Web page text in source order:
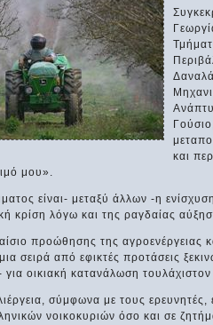
και
μου».
είναι- μεταξύ άλλων -η
κρίση λόγω και της ραγδαίας
προώθησης της αγροενέργειας
σειρά από εφικτές προτάσεις
οικιακή κατανάλωση
σύμφωνα με τους ερευνητές,
νοικοκυριών όσο και σε